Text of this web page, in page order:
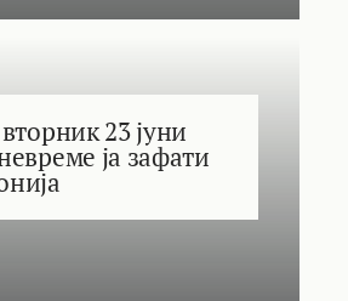
23 јуни
ја зафати